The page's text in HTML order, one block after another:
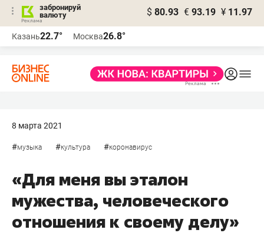
забронируй
валюту
$ 80.93 € 93.19 ¥ 11.97
Казань22.7° Москва26.8°
8 марта 2021
#музыка #культура #коронавирус
«Для меня вы эталон
мужества, человеческого
отношения к своему делу»